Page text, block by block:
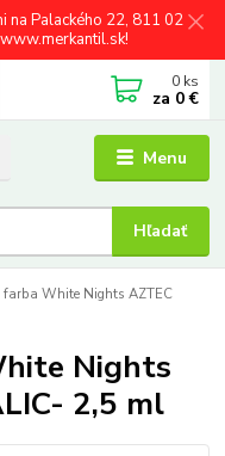
na Palackého 22, 811 02
Menu
Hľadať
0 ks
za 0 €
farba White Nights AZTEC
Nights
2,5 ml